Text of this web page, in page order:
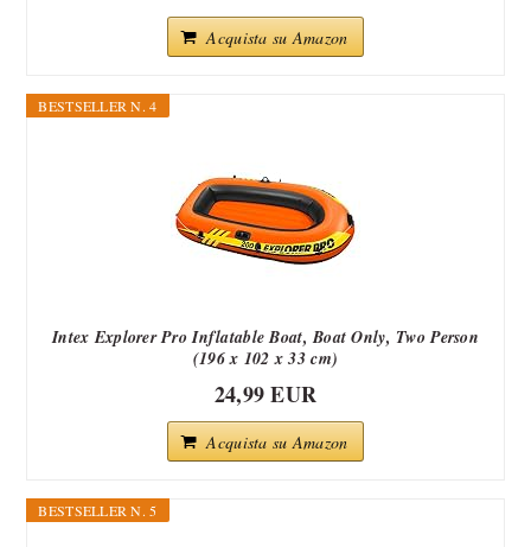
Acquista su Amazon
BESTSELLER N. 4
Intex Explorer Pro Inflatable Boat, Boat Only, Two Person
(196 x 102 x 33 cm)
24,99 EUR
Acquista su Amazon
BESTSELLER N. 5